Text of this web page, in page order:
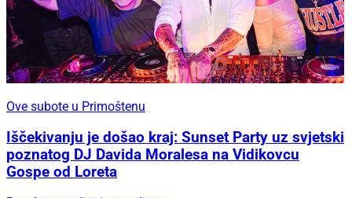
Ove subote u Primoštenu
Iščekivanju je došao kraj: Sunset Party uz svjetski
poznatog DJ Davida Moralesa na Vidikovcu
Gospe od Loreta